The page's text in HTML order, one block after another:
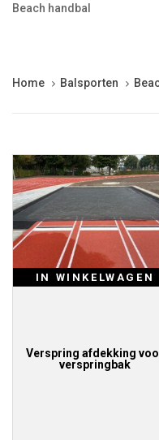
Beach handbal
Home Balsporten
IN WINKELWAGEN
Verspring afdekking
verspringbak